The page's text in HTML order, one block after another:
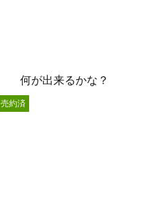
何が出来るかな？
売約済